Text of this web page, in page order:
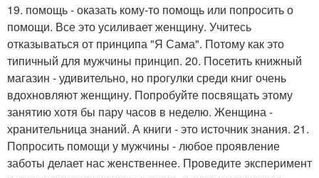
19. помощь - оказать кому-то помощь или попросить о
помощи. Все это усиливает женщину. Учитесь
отказываться от принципа "Я Сама". Потому как это
типичный для мужчины принцип. 20. Посетить книжный
магазин - удивительно, но прогулки среди книг очень
вдохновляют женщину. Попробуйте посвящать этому
занятию хотя бы пару часов в неделю. Женщина -
хранительница знаний. А книги - это источник знания. 21.
Попросить помощи у мужчины - любое проявление
заботы делает нас женственнее. Проведите эксперимент